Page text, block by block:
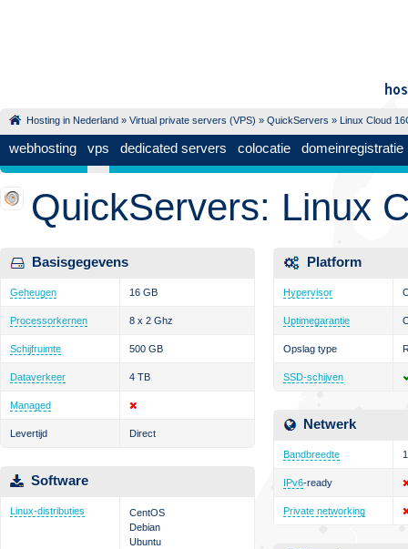
Hosting in Nederland » Virtual private servers (VPS) » QuickServers » Linux Cloud
webhosting vps dedicated servers colocatie domeinregistratie
QuickServers: Linux
Basisgegevens
Geheugen 16 GB
Processorkernen 8 x 2 Ghz
Schijfruimte 500 GB
Dataverkeer 4 TB
Managed
Levertijd Direct
Software
Linux-distributies
CentOS
Debian
Ubuntu
Platform
Hypervisor
Uptimegarantie
Opslag type
SSD-schijven
Netwerk
Bandbreedte
IPv6-ready
Private networking